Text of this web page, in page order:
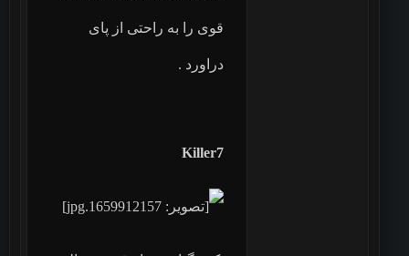
قوی را به راحتی از پای
دراورد .
Killer7